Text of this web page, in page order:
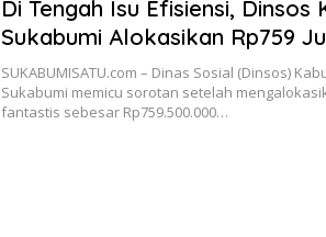
Di Tengah Isu Efisiensi, Dinsos
Sukabumi Alokasikan Rp759
untuk Stiker Hologram PBI
SUKABUMISATU.com – Dinas Sosial (Dinsos)
Sukabumi memicu sorotan setelah
fantastis sebesar Rp759.500.000…